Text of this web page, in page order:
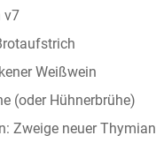
v7
Weißwein
(oder Hühnerbrühe)
Zweige neuer Thymian